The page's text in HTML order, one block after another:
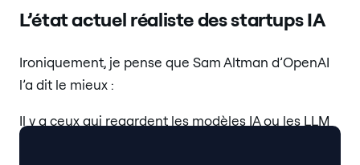
L’état actuel réaliste des startups IA
Ironiquement, je pense que Sam Altman d’OpenAI
l’a dit le mieux :
Il y a ceux qui regardent les modèles IA ou les LLM